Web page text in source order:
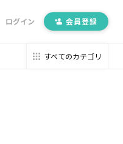
ログイン 会員登録
すべてのカテゴリ